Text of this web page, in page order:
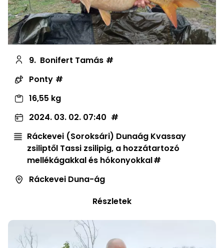
9. Bonifert Tamás
Ponty
16,55 kg
2024. 03. 02. 07:40
Ráckevei (Soroksári) Dunaág Kvassay
zsiliptől Tassi zsilipig, a hozzátartozó
mellékágakkal és hókonyokkal
Ráckevei Duna-ág
Részletek